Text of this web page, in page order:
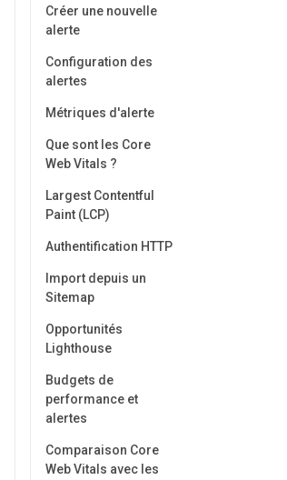
Créer une nouvelle
alerte
Configuration des
alertes
Métriques d'alerte
Que sont les Core
Web Vitals ?
Largest Contentful
Paint (LCP)
Authentification HTTP
Import depuis un
Sitemap
Opportunités
Lighthouse
Budgets de
performance et
alertes
Comparaison Core
Web Vitals avec les